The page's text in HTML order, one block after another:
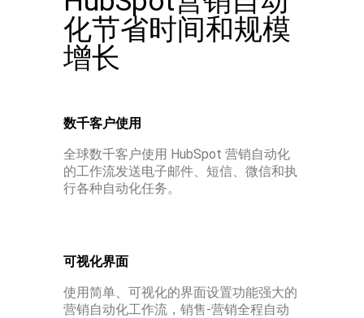
化节省时间和规模
增长
数千客户使用
全球数千客户使用 HubSpot 营销自动化
的工作流发送电子邮件、短信、微信和执
行各种自动化任务。
可视化界面
使用简单、可视化的界面设置功能强大的
营销自动化工作流，销售-营销全程自动